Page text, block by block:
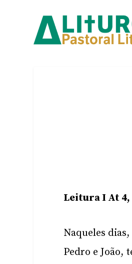
Leitura I At 4,
Naqueles dias,
Pedro e João,